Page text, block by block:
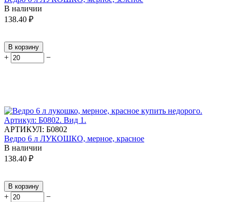
В наличии
138.40 ₽
В корзину
+ −
АРТИКУЛ: Б0802
Ведро 6 л ЛУКОШКО, мерное, красное
В наличии
138.40 ₽
В корзину
+ −